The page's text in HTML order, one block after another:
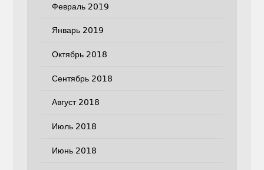
Февраль 2019
Январь 2019
Октябрь 2018
Сентябрь 2018
Август 2018
Июль 2018
Июнь 2018